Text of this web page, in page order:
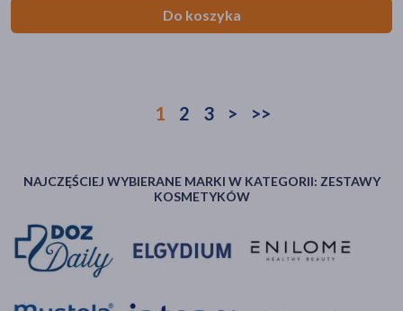
Do koszyka
1 2 3 > >>
NAJCZĘŚCIEJ WYBIERANE MARKI W KATEGORII: ZESTAWY
KOSMETYKÓW